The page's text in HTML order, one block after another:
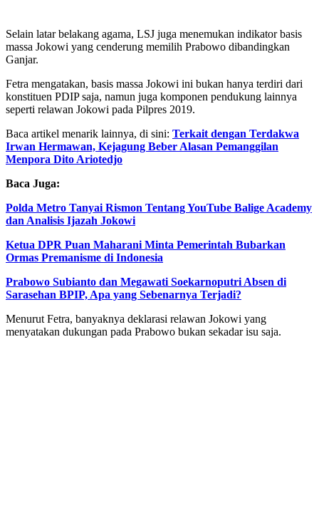
Selain latar belakang agama, LSJ juga menemukan indikator basis
massa Jokowi yang cenderung memilih Prabowo dibandingkan
Ganjar.
Fetra mengatakan, basis massa Jokowi ini bukan hanya terdiri dari
konstituen PDIP saja, namun juga komponen pendukung lainnya
seperti relawan Jokowi pada Pilpres 2019.
Baca artikel menarik lainnya, di sini: Terkait dengan Terdakwa
Irwan Hermawan, Kejagung Beber Alasan Pemanggilan
Menpora Dito Ariotedjo
Baca Juga:
Polda Metro Tanyai Rismon Tentang YouTube Balige Academy
dan Analisis Ijazah Jokowi
Ketua DPR Puan Maharani Minta Pemerintah Bubarkan
Ormas Premanisme di Indonesia
Prabowo Subianto dan Megawati Soekarnoputri Absen di
Sarasehan BPIP, Apa yang Sebenarnya Terjadi?
Menurut Fetra, banyaknya deklarasi relawan Jokowi yang
menyatakan dukungan pada Prabowo bukan sekadar isu saja.